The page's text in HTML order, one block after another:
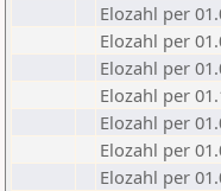
Elozahl per
Elozahl per
Elozahl per
Elozahl per
Elozahl per
Elozahl per
Elozahl per